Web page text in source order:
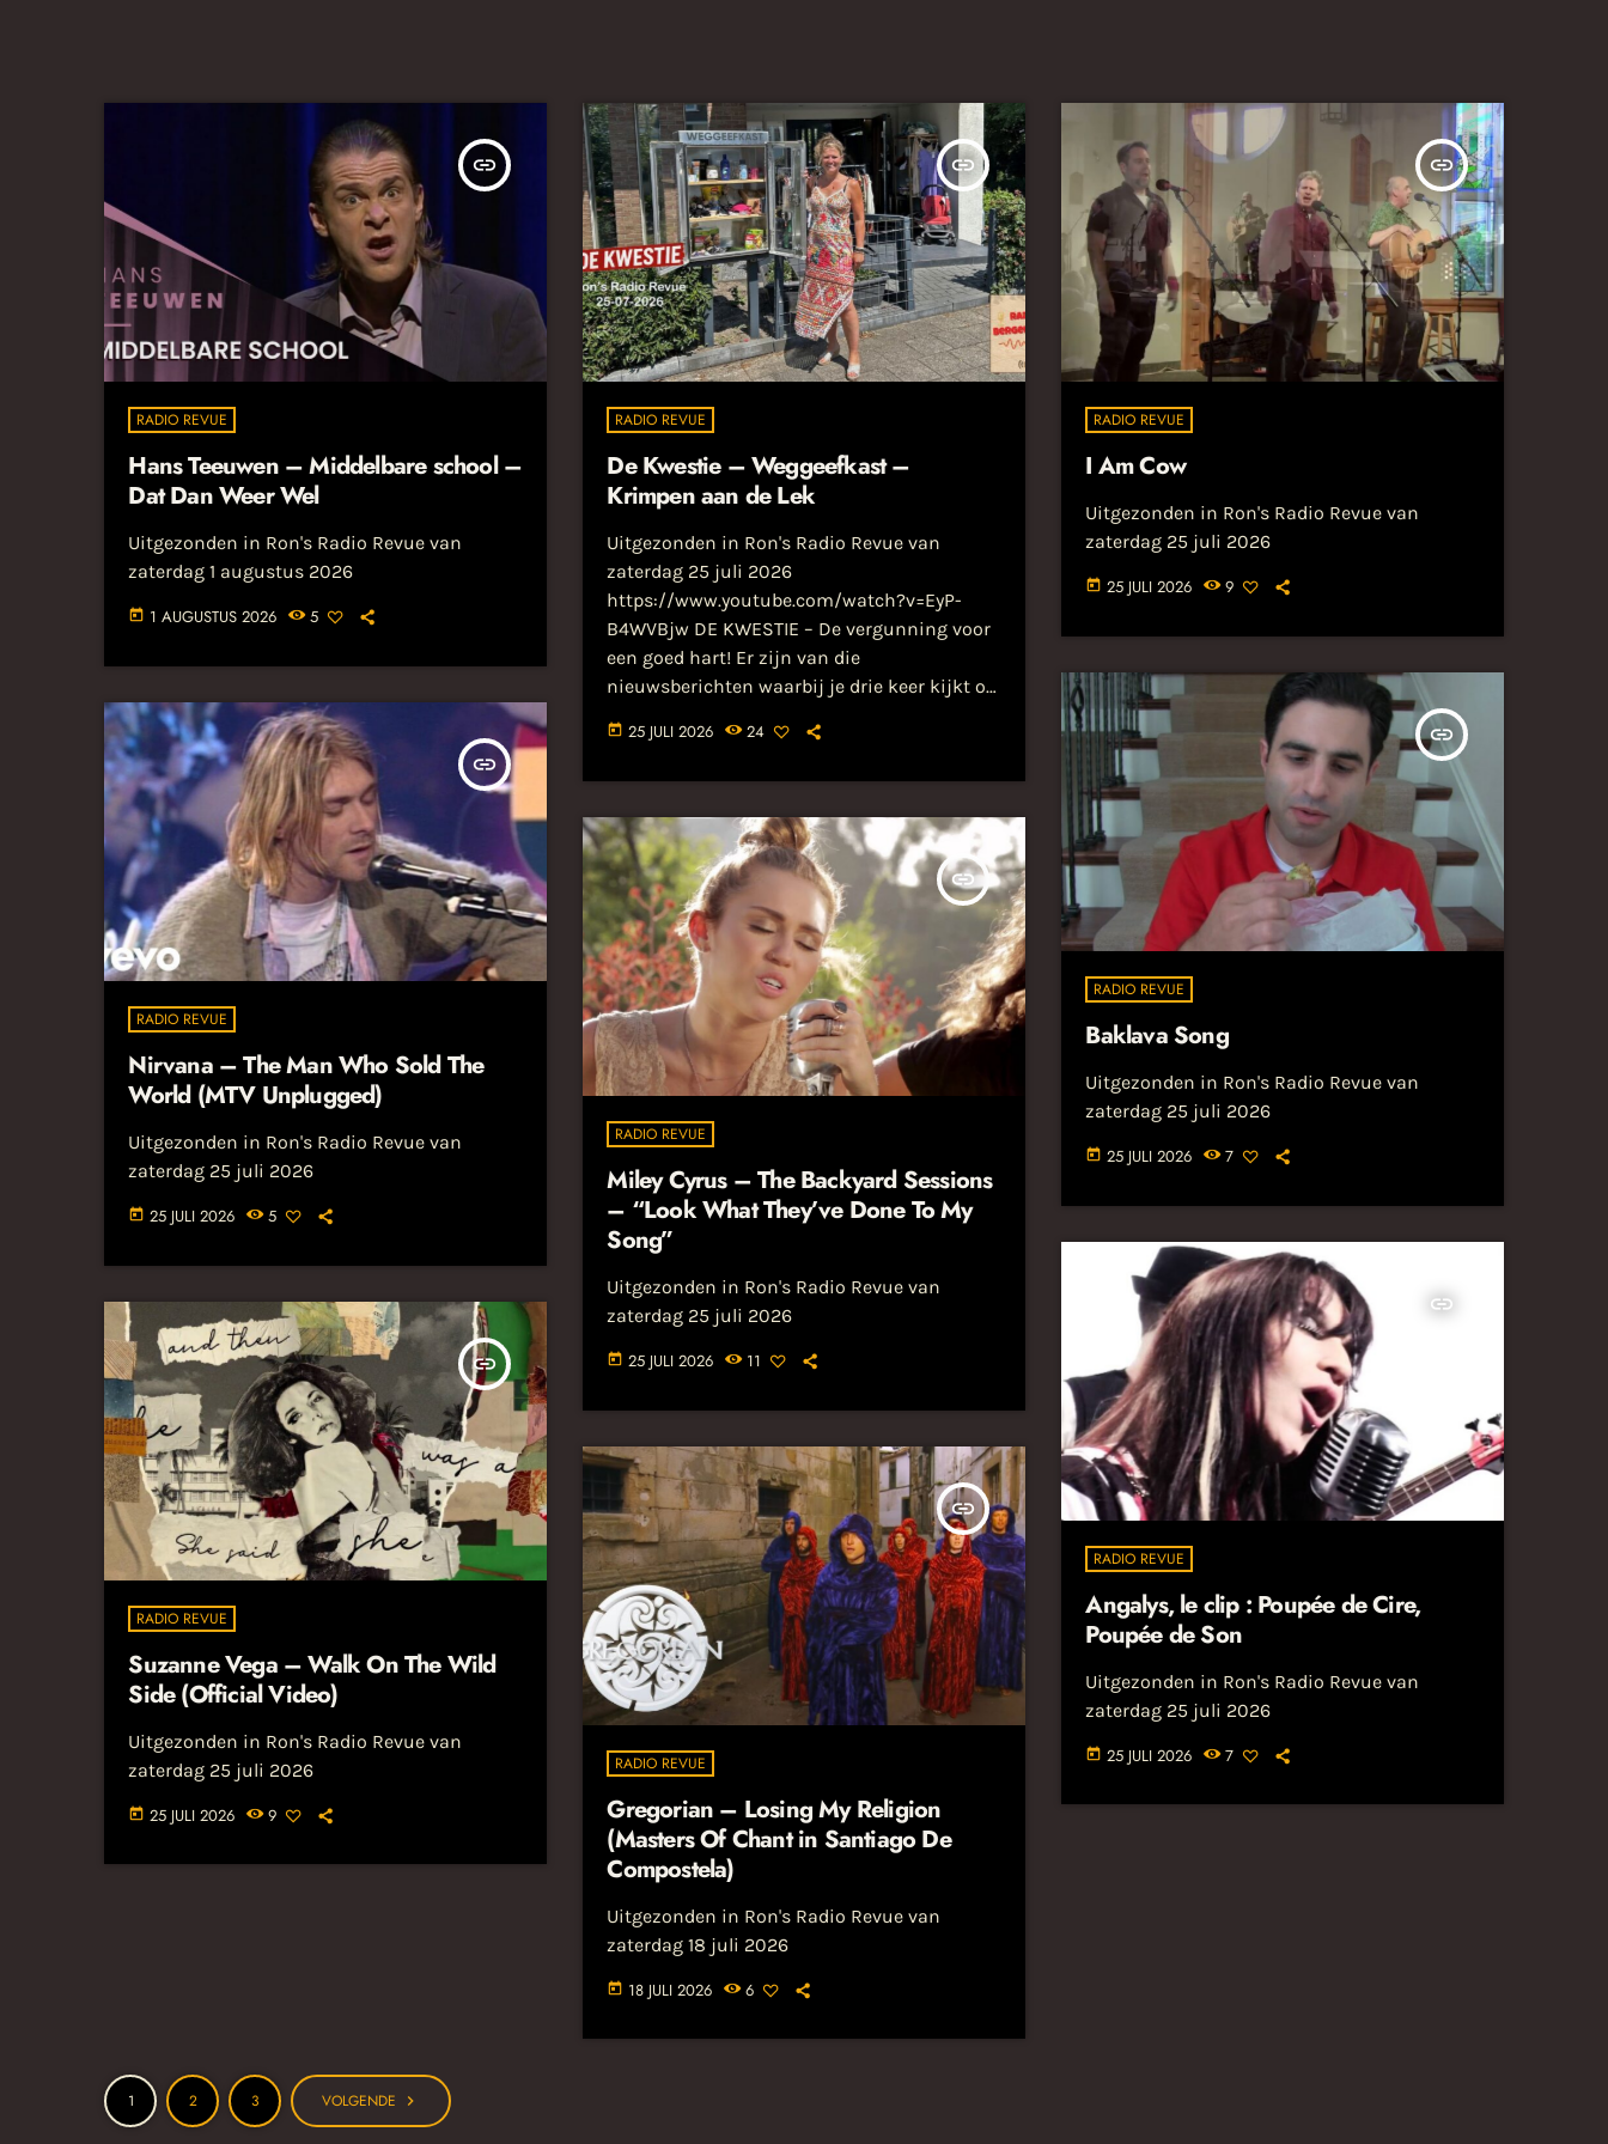
insert_link
RADIO REVUE
Hans Teeuwen – Middelbare school –
Dat Dan Weer Wel
Uitgezonden in Ron's Radio Revue van
zaterdag 1 augustus 2026
today 1 AUGUSTUS 2026 5
insert_link
RADIO REVUE
De Kwestie – Weggeefkast –
Krimpen aan de Lek
Uitgezonden in Ron's Radio Revue van
zaterdag 25 juli 2026
https://www.youtube.com/watch?v=EyP-
B4WVBjw DE KWESTIE – De vergunning voor
een goed hart! Er zijn van die
nieuwsberichten waarbij je drie keer kijkt of
ze uit Krimpen aan de Lek. Daar staat al
voor verboden goederen. Nee, gewoon een
kast waar mensen die het niet breed hebben
gratis spullen kunnen meenemen. Een pak
rijst, […]
today 25 JULI 2026 24
insert_link
RADIO REVUE
I Am Cow
Uitgezonden in Ron's Radio Revue van
zaterdag 25 juli 2026
today 25 JULI 2026 9
insert_link
RADIO REVUE
Baklava Song
Uitgezonden in Ron's Radio Revue van
zaterdag 25 juli 2026
today 25 JULI 2026 7
insert_link
RADIO REVUE
Nirvana – The Man Who Sold The
World (MTV Unplugged)
Uitgezonden in Ron's Radio Revue van
zaterdag 25 juli 2026
today 25 JULI 2026 5
insert_link
RADIO REVUE
Miley Cyrus – The Backyard Sessions
– “Look What They’ve Done To My
Song”
Uitgezonden in Ron's Radio Revue van
zaterdag 25 juli 2026
today 25 JULI 2026 11
insert_link
RADIO REVUE
Angalys, le clip : Poupée de Cire,
Poupée de Son
Uitgezonden in Ron's Radio Revue van
zaterdag 25 juli 2026
today 25 JULI 2026 7
insert_link
RADIO REVUE
Suzanne Vega – Walk On The Wild
Side (Official Video)
Uitgezonden in Ron's Radio Revue van
zaterdag 25 juli 2026
today 25 JULI 2026 9
insert_link
RADIO REVUE
Gregorian – Losing My Religion
(Masters Of Chant in Santiago De
Compostela)
Uitgezonden in Ron's Radio Revue van
zaterdag 18 juli 2026
today 18 JULI 2026 6
1 2 3 VOLGENDE navigate_next